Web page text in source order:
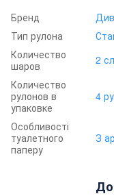
Бренд
Тип рулона
Количество
шаров
2
Количество
рулонов в
упаковке
4
Особливості
туалетного
паперу
З